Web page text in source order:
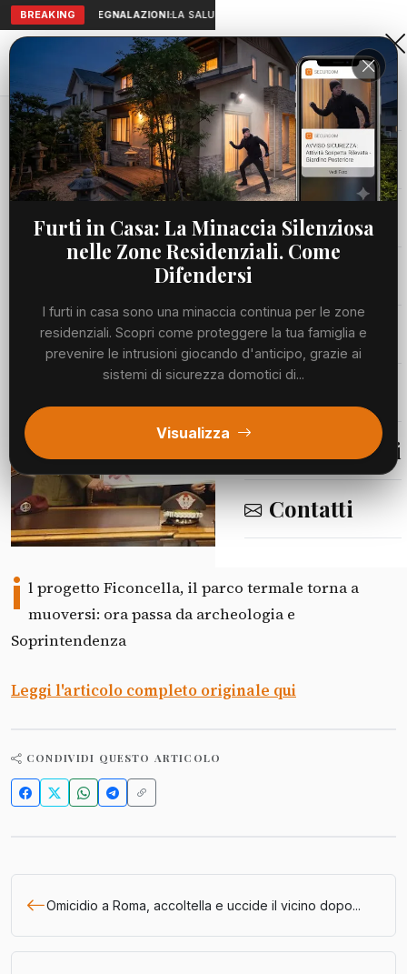
BREAKING SEGNALAZIONI:LA SALUTE A PORTATA DI MANO:
Aranova • NET
PORTALE UTILE AL TERRITORIO
Home
Cronaca
Viabilità
Meteo
Segnalazioni
Contatti
Eventi Concerto dell’ Esercito, raccolti 15mila euro...
EVENTI
Concerto dell’ Esercito, raccolti
15mila euro pro-Beatrice
GIOVEDÌ, 19 FEBBRAIO 2026
62 LETTURE
i l progetto Ficoncella, il parco termale torna a
muoversi: ora passa da archeologia e
Soprintendenza
Leggi l'articolo completo originale qui
CONDIVIDI QUESTO ARTICOLO
Omicidio a Roma, accoltella e uccide il vicino dopo...
Furti in Casa: La Minaccia Silenziosa
nelle Zone Residenziali. Come
Difendersi
I furti in casa sono una minaccia continua per le zone
residenziali. Scopri come proteggere la tua famiglia e
prevenire le intrusioni giocando d'anticipo, grazie ai
sistemi di sicurezza domotici di...
Visualizza